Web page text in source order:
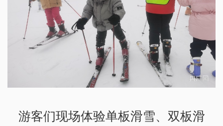
游客们现场体验单板滑雪、双板滑